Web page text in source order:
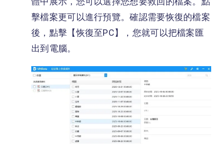
擊檔案更可以進行預覽。確認需要恢復的檔案
後，點擊【恢復至PC】，您就可以把檔案匯
出到電腦。